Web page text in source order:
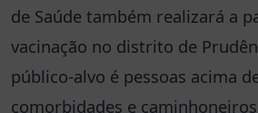
de Saúde também realizará a
vacinação no distrito de
público-alvo é pessoas acima
comorbidades e